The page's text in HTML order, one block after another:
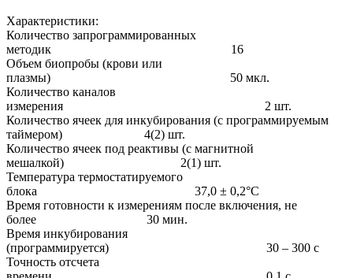
Характеристики:
Количество запрограммированных
методик 16
Объем биопробы (крови или
плазмы) 50 мкл.
Количество каналов
измерения 2 шт.
Количество ячеек для инкубирования (с программируемым
таймером) 4(2) шт.
Количество ячеек под реактивы (с магнитной
мешалкой) 2(1) шт.
Температура термостатируемого
блока 37,0 ± 0,2°C
Время готовности к измерениям после включения, не
более 30 мин.
Время инкубирования
(программируется) 30 – 300 с
Точность отсчета